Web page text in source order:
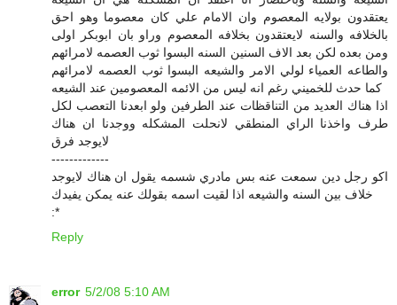
يعتقدون بولايه المعصوم وان الامام علي كان معصوما وهو احق
بالخلافه والسنه لايعتقدون بخلافه المعصوم وراو بان ابوبكر اولى
ومن بعده لكن بعد الاف السنين السنه البسوا ثوب العصمه لامرائهم
والطاعه العمياء لولي الامر والشيعه البسوا ثوب العصمه لامرائهم
كما حدث للخميني رغم انه ليس من الائمه المعصومين عند الشيعه
اذا هناك العديد من التناقظات عند الطرفين ولو ابعدنا التعصب لكل
طرف واخذنا الراي المنطقي لانحلت المشكله ووجدنا ان هناك
لايوجد فرق
-------------
اكو رجل دين سمعت عنه بس مادري شسمه يقول ان هناك لايوجد
خلاف بين السنه والشيعه اذا لقيت اسمه بقولك عنه يمكن يفيدك
:*
Reply
error 5/2/08 5:10 AM